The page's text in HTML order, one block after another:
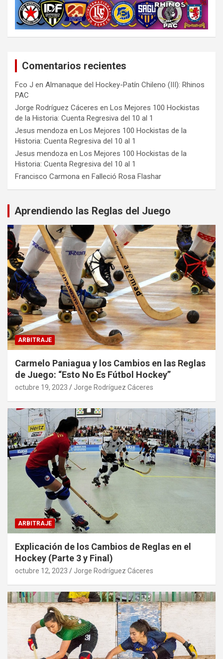
Comentarios recientes
Fco J en Almanaque del Hockey-Patín Chileno (III): Rhinos
PAC
Jorge Rodríguez Cáceres en Los Mejores 100 Hockistas
de la Historia: Cuenta Regresiva del 10 al 1
Jesus mendoza en Los Mejores 100 Hockistas de la
Historia: Cuenta Regresiva del 10 al 1
Jesus mendoza en Los Mejores 100 Hockistas de la
Historia: Cuenta Regresiva del 10 al 1
Francisco Carmona en Falleció Rosa Flashar
Aprendiendo las Reglas del Juego
ARBITRAJE
Carmelo Paniagua y los Cambios en las Reglas
de Juego: “Esto No Es Fútbol Hockey”
octubre 19, 2023 Jorge Rodríguez Cáceres
ARBITRAJE
Explicación de los Cambios de Reglas en el
Hockey (Parte 3 y Final)
octubre 12, 2023 Jorge Rodríguez Cáceres